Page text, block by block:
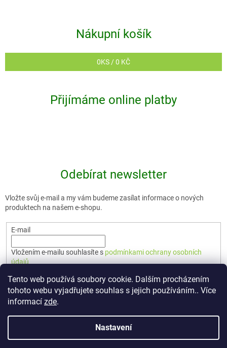
Tento web používá soubory cookie. Dalším procházením
tohoto webu vyjadřujete souhlas s jejich používáním.. Více
informací zde.
Nastavení
Nákupní košík
0KS /0 KČ
Přijímáme online platby
Odebírat newsletter
Vložte svůj e-mail a my vám budeme zasílat informace o nových
produktech na našem e-shopu.
E-mail
Vložením e-mailu souhlasíte s podmínkami ochrany osobních
údajů
PŘIHLÁSIT SE
Vytvořil Shoptet Premium